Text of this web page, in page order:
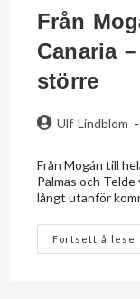
Från
Canaria
större
Ulf Lindblom
Från Mogán till
Palmas och
långt utanför
Fortsett å lese